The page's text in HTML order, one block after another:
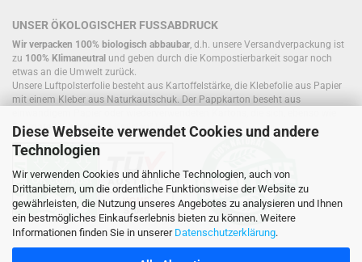
Diese Webseite verwendet Cookies und andere
Technologien
Wir verwenden Cookies und ähnliche Technologien, auch von
Drittanbietern, um die ordentliche Funktionsweise der Website zu
gewährleisten, die Nutzung unseres Angebotes zu analysieren und Ihnen
ein bestmögliches Einkaufserlebnis bieten zu können. Weitere
Informationen finden Sie in unserer Datenschutzerklärung.
UNSER ÖKOLOGISCHER FUSSABDRUCK
Wir verpacken 100% biologisch abbaubar, d.h. unsere Versandverpackung ist
zu 100% Klimaneutral und geben durch die Kompostierbarkeit sogar noch
etwas an die Umwelt zurück.
Unsere Luftpolsterfolie besteht aus Kartoffelstärke, die Klebefolie aus Papier
mit einem Kleber aus Naturkautschuk. Der Pappkarton beseht aus
Füllmaterial, bereits im Kreislauf befinden.